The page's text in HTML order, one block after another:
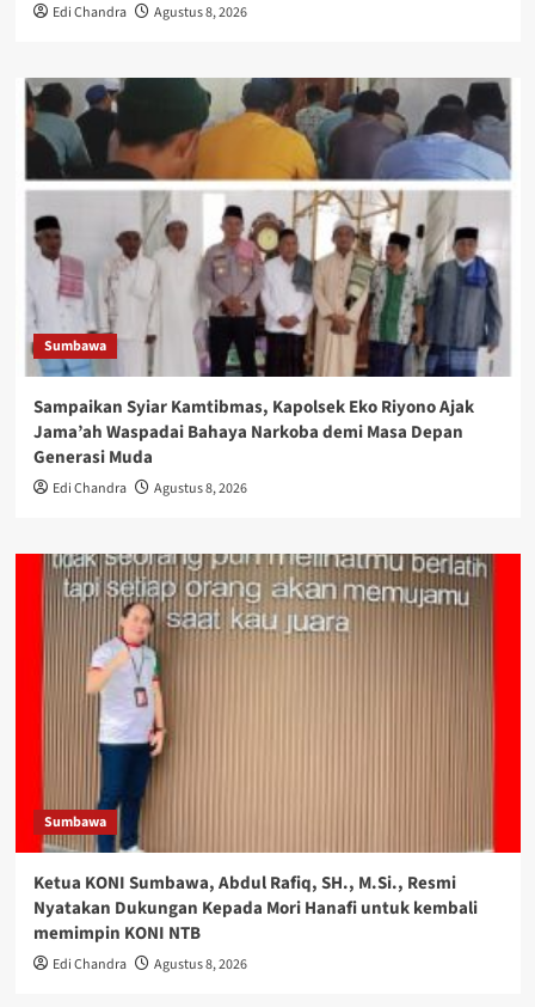
Edi Chandra Agustus 8, 2026
Sumbawa
Sampaikan Syiar Kamtibmas, Kapolsek Eko Riyono Ajak
Jama’ah Waspadai Bahaya Narkoba demi Masa Depan
Generasi Muda
Edi Chandra Agustus 8, 2026
Sumbawa
Ketua KONI Sumbawa, Abdul Rafiq, SH., M.Si., Resmi
Nyatakan Dukungan Kepada Mori Hanafi untuk kembali
memimpin KONI NTB
Edi Chandra Agustus 8, 2026